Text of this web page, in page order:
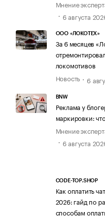
Мнение
6 августа
ООО «ЛОКОТЕХ»
За 6 месяцев
локомотивов
Новость
6
BNW
Реклама у
маркировки:
Мнение
6 августа
CODE-TOP.SHOP
Как оплатить
2026: гайд по
способам